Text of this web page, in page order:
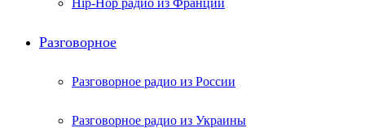
Hip-Hop радио из Франции
Разговорное
Разговорное радио из России
Разговорное радио из Украины